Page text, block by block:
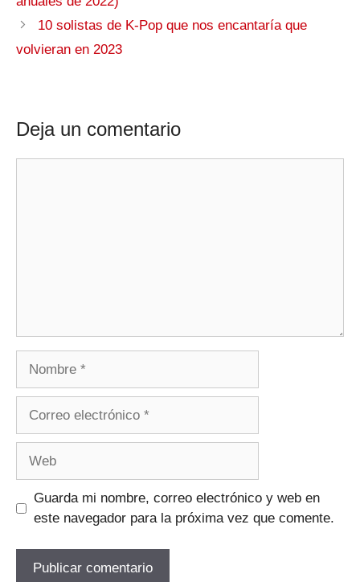
10 solistas de K-Pop que nos encantaría que
volvieran en 2023
Deja un comentario
Guarda mi nombre, correo electrónico y web en
este navegador para la próxima vez que comente.